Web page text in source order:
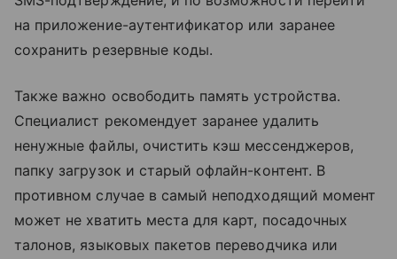
на приложение-аутентификатор или заранее
сохранить резервные коды.
Также важно освободить память устройства.
Специалист рекомендует заранее удалить
ненужные файлы, очистить кэш мессенджеров,
папку загрузок и старый офлайн-контент. В
противном случае в самый неподходящий момент
может не хватить места для карт, посадочных
талонов, языковых пакетов переводчика или